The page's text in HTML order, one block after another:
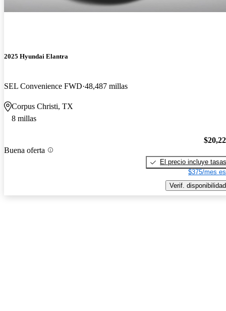
2025 Hyundai Elantra
SEL Convenience FWD 48,487 millas
Corpus Christi, TX
8 millas
Buena oferta
El precio incluye tasas
$375/mes
Verif. disponibilidad